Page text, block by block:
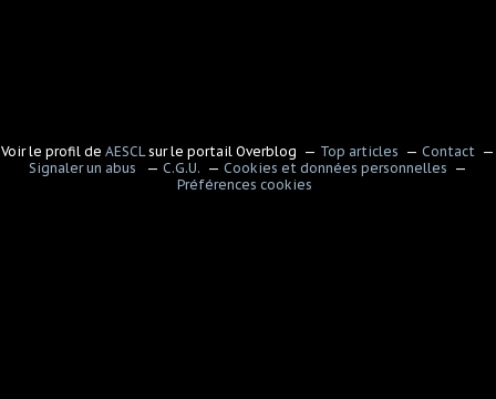
Voir le profil deAESCL sur le portail Overblog Top articles
Contact
Signaler un abus
C.G.U.
Cookies et données personnelles
Préférences cookies